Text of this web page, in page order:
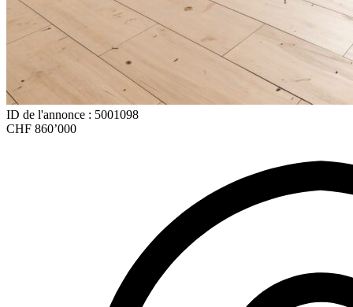
ID de l'annonce : 5001098
CHF 860’000